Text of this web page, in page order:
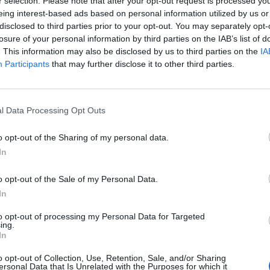
interest-based ads based on personal information utilized by us
to third parties prior to your opt-out. You may separately
of your personal information by third parties on the IAB’s list of
This information may also be disclosed by us to third parties on the
Participants that may further disclose it to other third parties.
Data Processing Opt Outs
opt-out of the Sharing of my personal data.
opt-out of the Sale of my Personal Data.
opt-out of processing my Personal Data for Targeted
opt-out of Collection, Use, Retention, Sale, and/or Sharing
Data that Is Unrelated with the Purposes for which it
να οδηγεί δίκυκλη
στο ρεύμα προς Αθήνα, αλλά με
Πλημμελειοδικείο Βόλου, μετά
κατά της πρωτόδικης
ποινή φυλάκισης 18 μηνών,
Το δικαστήριο τον έκρινε εκ νέου
μειώνοντας την ποινή.
ο ηλικιωμένος
κατάθλιψης. Εκείνη την ημέρα